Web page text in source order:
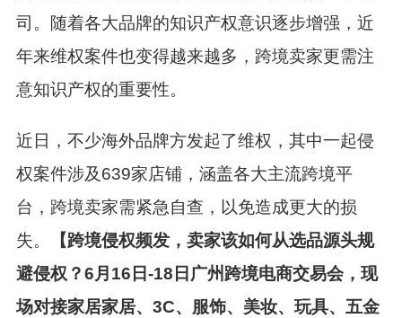
司。随着各大品牌的知识产权意识逐步增强，近
年来维权案件也变得越来越多，跨境卖家更需注
意知识产权的重要性。
近日，不少海外品牌方发起了维权，其中一起侵
权案件涉及639家店铺，涵盖各大主流跨境平
台，跨境卖家需紧急自查，以免造成更大的损
失。
【跨境侵权频发，卖家该如何从选品源头规
避侵权？6月16日-18日广州跨境电商交易会，现
场对接家居家居、3C、服饰、美妆、玩具、五金